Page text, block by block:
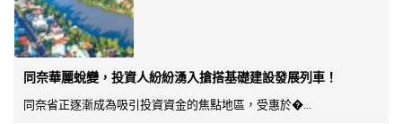
同奈華麗蛻變，投資人紛紛湧入搶搭基礎建設發展列車！
同奈省正逐漸成為吸引投資資金的焦點地區，受惠於�...